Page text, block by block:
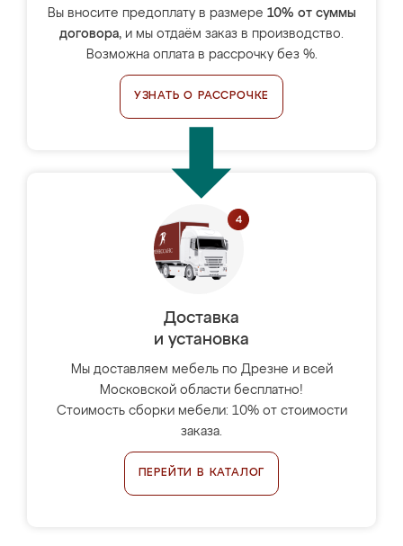
Вы вносите предоплату в размере 10% от суммы
договора, и мы отдаём заказ в производство.
Возможна оплата в рассрочку без %.
УЗНАТЬ О РАССРОЧКЕ
Доставка
и установка
Мы доставляем мебель по Дрезне и всей
Московской области бесплатно!
Стоимость сборки мебели: 10% от стоимости
заказа.
ПЕРЕЙТИ В КАТАЛОГ